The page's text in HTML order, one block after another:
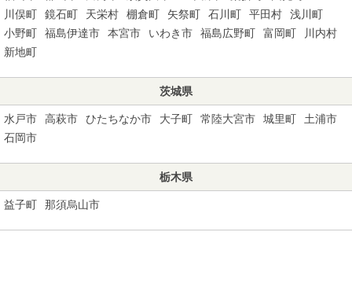
川俣町
鏡石町 天栄村 棚倉町 矢祭町 石川町 平田村
浅川町
小野町
福島伊達市 本宮市 いわき市 福島広野町 富岡町
川内村
新地町
茨城県
水戸市 高萩市 ひたちなか市 大子町 常陸大宮市 城里町
土浦市
石岡市
栃木県
益子町 那須烏山市